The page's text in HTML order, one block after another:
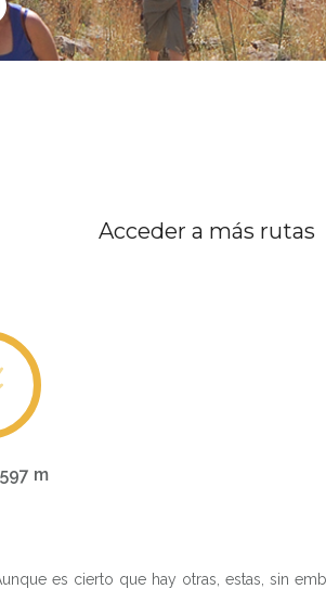
Acceder a más rutas
m
es cierto que hay otras, estas, sin